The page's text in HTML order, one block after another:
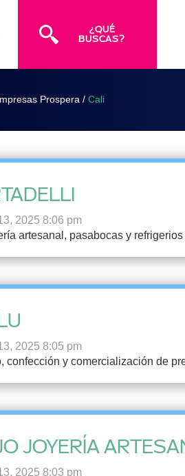
¿QUÉ
BUSCAS?
Prospera / Cali
2025 8:06 pm
artesanal, pasabocas y
2025 8:05 pm
confección y comercialización de
JOYERÍA
2025 8:03 pm